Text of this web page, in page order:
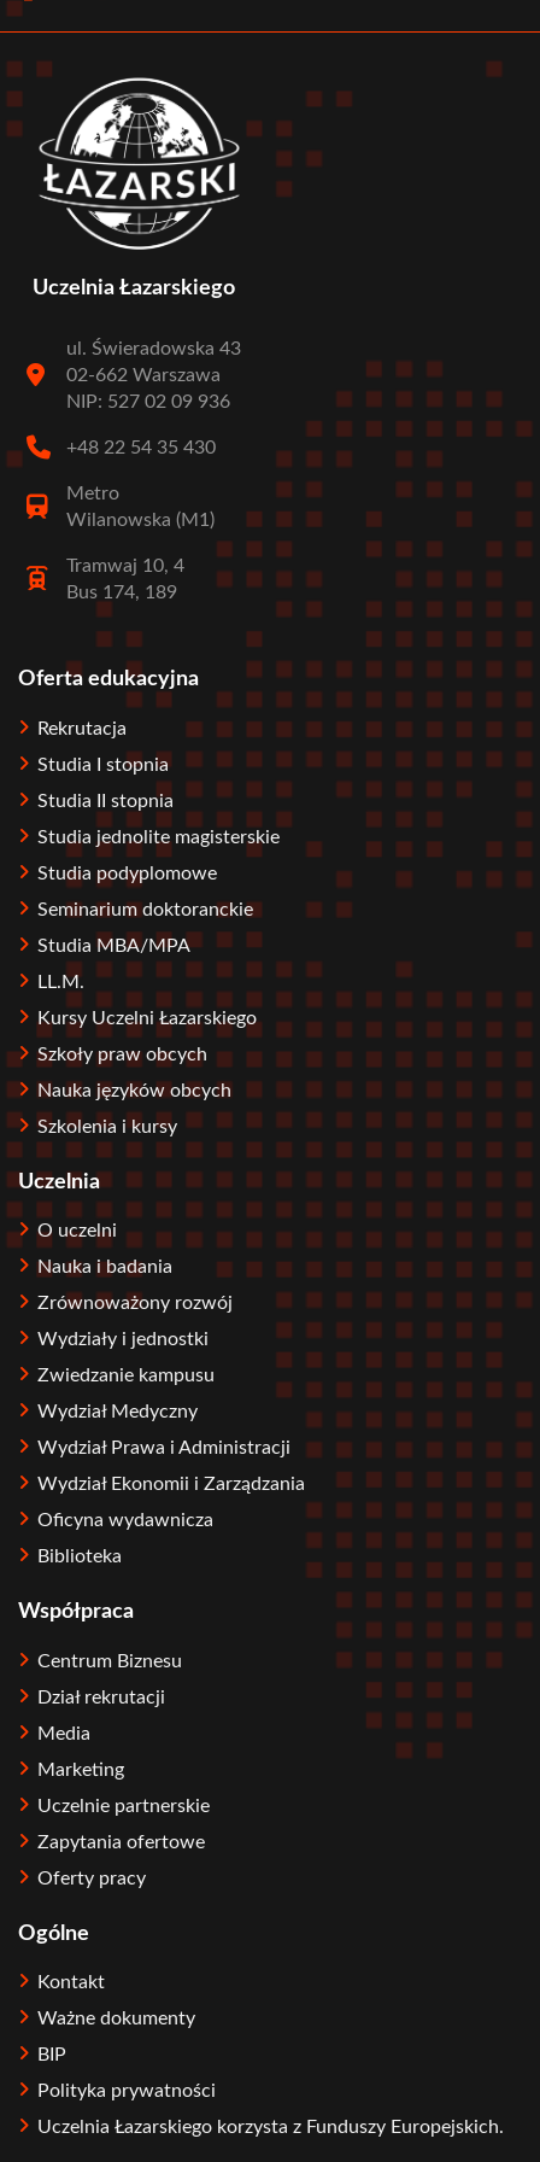
menu
Uczelnia Łazarskiego
ul. Świeradowska 43
02-662 Warszawa
NIP: 527 02 09 936
+48 22 54 35 430
Metro
Wilanowska (M1)
Tramwaj 10, 4
Bus 174, 189
Stopka
Oferta edukacyjna
Rekrutacja
Studia I stopnia
Studia II stopnia
Studia jednolite magisterskie
Studia podyplomowe
Seminarium doktoranckie
Studia MBA/MPA
LL.M.
Kursy Uczelni Łazarskiego
Szkoły praw obcych
Nauka języków obcych
Szkolenia i kursy
Uczelnia
O uczelni
Nauka i badania
Zrównoważony rozwój
Wydziały i jednostki
Zwiedzanie kampusu
Wydział Medyczny
Wydział Prawa i Administracji
Wydział Ekonomii i Zarządzania
Oficyna wydawnicza
Biblioteka
Współpraca
Centrum Biznesu
Dział rekrutacji
Media
Marketing
Uczelnie partnerskie
Zapytania ofertowe
Oferty pracy
Ogólne
Kontakt
Ważne dokumenty
BIP
Polityka prywatności
Uczelnia Łazarskiego korzysta z Funduszy Europejskich.